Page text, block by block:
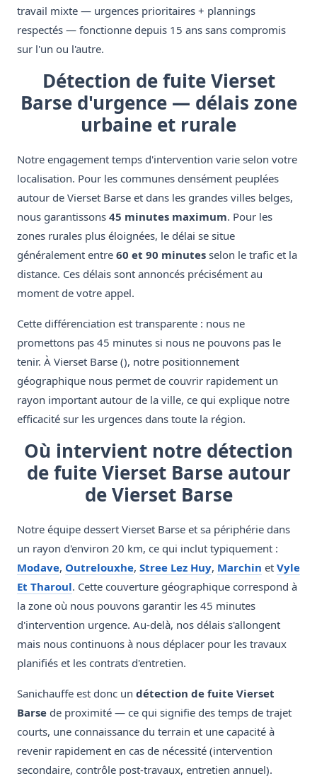
travail mixte — urgences prioritaires + plannings
respectés — fonctionne depuis 15 ans sans compromis
sur l'un ou l'autre.
Détection de fuite Vierset
Barse d'urgence — délais zone
urbaine et rurale
Notre engagement temps d'intervention varie selon votre
localisation. Pour les communes densément peuplées
autour de Vierset Barse et dans les grandes villes belges,
nous garantissons 45 minutes maximum. Pour les
zones rurales plus éloignées, le délai se situe
généralement entre 60 et 90 minutes selon le trafic et la
distance. Ces délais sont annoncés précisément au
moment de votre appel.
Cette différenciation est transparente : nous ne
promettons pas 45 minutes si nous ne pouvons pas le
tenir. À Vierset Barse (), notre positionnement
géographique nous permet de couvrir rapidement un
rayon important autour de la ville, ce qui explique notre
efficacité sur les urgences dans toute la région.
Où intervient notre détection
de fuite Vierset Barse autour
de Vierset Barse
Notre équipe dessert Vierset Barse et sa périphérie dans
un rayon d'environ 20 km, ce qui inclut typiquement :
Modave, Outrelouxhe, Stree Lez Huy, Marchin et Vyle
Et Tharoul. Cette couverture géographique correspond à
la zone où nous pouvons garantir les 45 minutes
d'intervention urgence. Au-delà, nos délais s'allongent
mais nous continuons à nous déplacer pour les travaux
planifiés et les contrats d'entretien.
Sanichauffe est donc un détection de fuite Vierset
Barse de proximité — ce qui signifie des temps de trajet
courts, une connaissance du terrain et une capacité à
revenir rapidement en cas de nécessité (intervention
secondaire, contrôle post-travaux, entretien annuel).